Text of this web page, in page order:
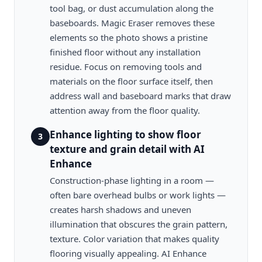
tool bag, or dust accumulation along the
baseboards. Magic Eraser removes these
elements so the photo shows a pristine
finished floor without any installation
residue. Focus on removing tools and
materials on the floor surface itself, then
address wall and baseboard marks that draw
attention away from the floor quality.
3
Enhance lighting to show floor
texture and grain detail with AI
Enhance
Construction-phase lighting in a room —
often bare overhead bulbs or work lights —
creates harsh shadows and uneven
illumination that obscures the grain pattern,
texture. Color variation that makes quality
flooring visually appealing. AI Enhance